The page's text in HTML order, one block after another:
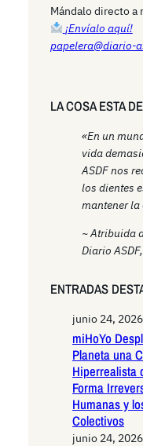
h
Mándalo directo a
¡Envíalo aquí!
papelera@diario-
LA COSA ESTA
«En un
vida
ASDF nos
los dientes
mantener
~ Atribuida
Diario
ENTRADAS
junio 24, 2026
miHoYo
Planeta una
Hiperrealista
Forma
Humanas y
Colectivos
junio 24, 2026